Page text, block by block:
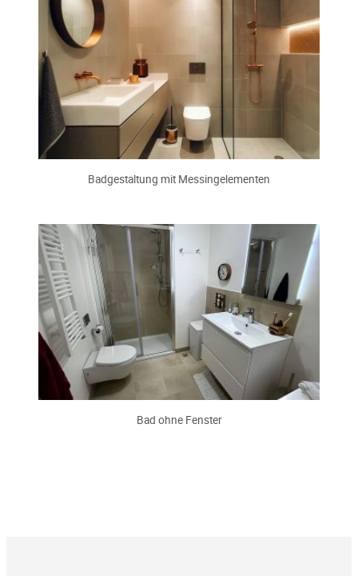
Badgestaltung mit Messingelementen
Bad ohne Fenster